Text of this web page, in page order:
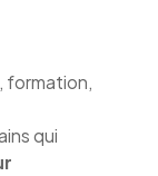
formation,
qui